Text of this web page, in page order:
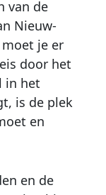
van de
Nieuw-
je er
door het
in het
is de plek
en
en de